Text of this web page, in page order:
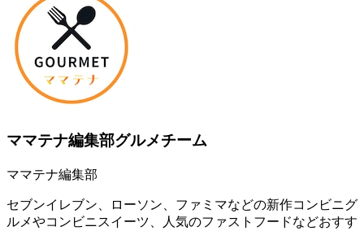
ママテナ編集部グルメチーム
ママテナ編集部
セブンイレブン、ローソン、ファミマなどの新作コンビニグ
ルメやコンビニスイーツ、人気のファストフードなどおすす